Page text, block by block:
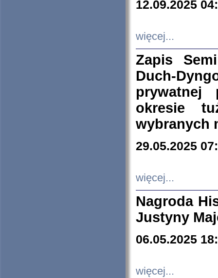
12.09.2025
więcej...
Zapis
Duch-
prywatnej
okresie
wybranych
29.05.2025
więcej...
Nagroda
Justyny
06.05.2025
więcej...